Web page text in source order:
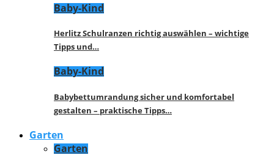
Baby-Kind
Herlitz Schulranzen richtig auswählen – wichtige
Tipps und…
Baby-Kind
Babybettumrandung sicher und komfortabel
gestalten – praktische Tipps…
Garten
Garten